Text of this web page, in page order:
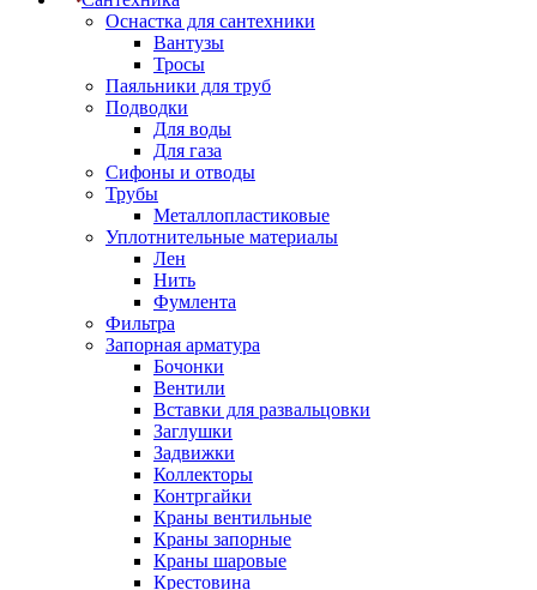
Оснастка для сантехники
Вантузы
Тросы
Паяльники для труб
Подводки
Для воды
Для газа
Сифоны и отводы
Трубы
Металлопластиковые
Уплотнительные материалы
Лен
Нить
Фумлента
Фильтра
Запорная арматура
Бочонки
Вентили
Вставки для развальцовки
Заглушки
Задвижки
Коллекторы
Контргайки
Краны вентильные
Краны запорные
Краны шаровые
Крестовина